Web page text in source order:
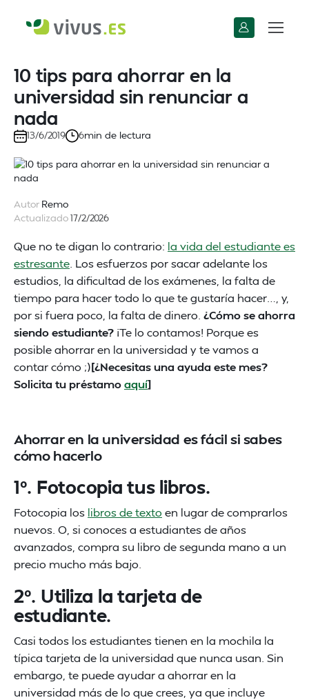
10 tips para ahorrar en la
universidad sin renunciar a
nada
13/6/2019 6min de lectura
Autor Remo
Actualizado17/2/2026
Que no te digan lo contrario: la vida del estudiante es
estresante . Los esfuerzos por sacar adelante los
estudios, la dificultad de los exámenes, la falta de
tiempo para hacer todo lo que te gustaría hacer…, y,
por si fuera poco, la falta de dinero. ¿Cómo se ahorra
siendo estudiante? ¡Te lo contamos! Porque es
posible ahorrar en la universidad y te vamos a
contar cómo ;)[¿Necesitas una ayuda este mes?
Solicita tu préstamoaquí]
Ahorrar en la universidad es fácil si sabes
cómo hacerlo
1º. Fotocopia tus libros.
Fotocopia los libros de texto en lugar de comprarlos
nuevos. O, si conoces a estudiantes de años
avanzados, compra su libro de segunda mano a un
precio mucho más bajo.
2º. Utiliza la tarjeta de
estudiante.
Casi todos los estudiantes tienen en la mochila la
típica tarjeta de la universidad que nunca usan. Sin
embargo, te puede ayudar a ahorrar en la
universidad más de lo que crees, ya que incluye